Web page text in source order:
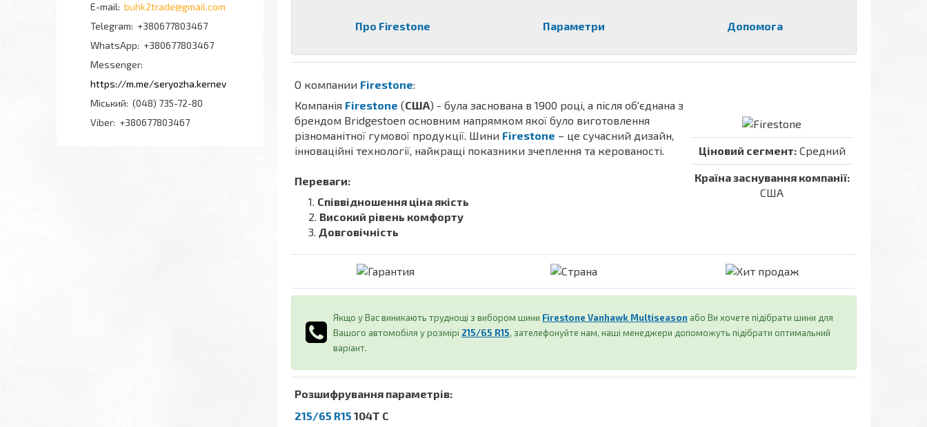
Про Firestone Параметри Допомога
О компании Firestone:
Компанія Firestone (США) - була заснована в 1900 році, а після об'єднана з
брендом Bridgestoen основним напрямком якої було виготовлення
різноманітної гумової продукції. Шини Firestone – це сучасний дизайн,
інноваційні технології, найкращі показники зчеплення та керованості.
Переваги:
Співвідношення ціна якість
Високий рівень комфорту
Довговічність
Ціновий сегмент:Средний
Країна заснування компанії:
США
Якщо у Вас виникають труднощі з вибором шини Firestone Vanhawk Multiseason або Ви хочете підібрати шини для
Вашого автомобіля у розмірі 215/65 R15, зателефонуйте нам, наші менеджери допоможуть підібрати оптимальний
варіант.
Розшифрування параметрів:
215/65 R15 104T C
buhk2trade@gmail.com
+380677803467
+380677803467
Messenger
https://m.me/seryozha.kernev
Міський (048) 735-72-80
Viber +380677803467